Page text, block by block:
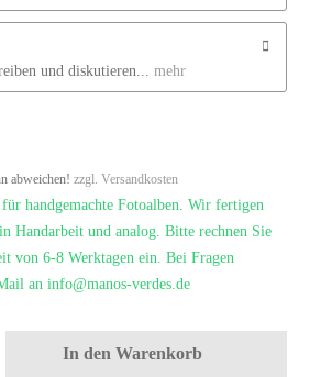
und diskutieren...
mehr
abweichen!zzgl. Versandkosten
handgemachte Fotoalben. Wir fertigen
Handarbeit und analog. Bitte rechnen Sie
von 6-8 Werktagen ein. Bei Fragen
an info@manos-verdes.de
In den Warenkorb